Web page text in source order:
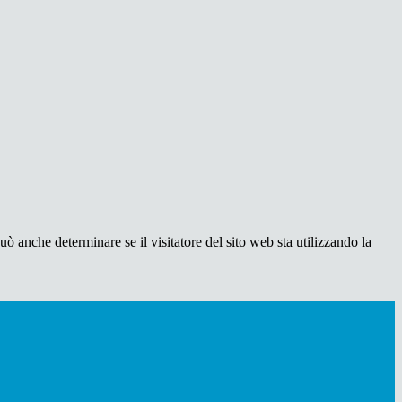
anche determinare se il visitatore del sito web sta utilizzando la